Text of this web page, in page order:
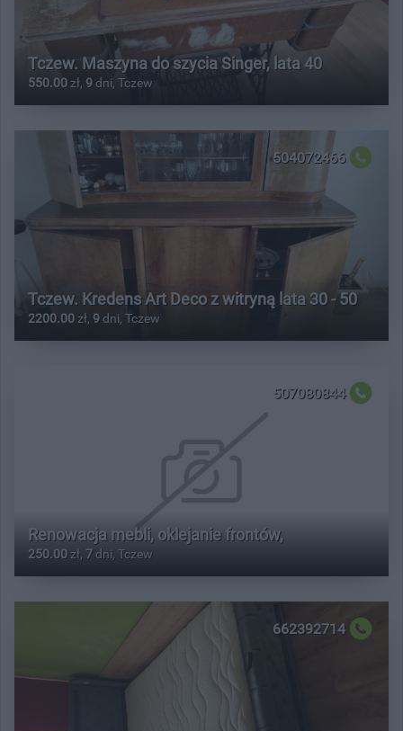
Tczew. Maszyna do szycia Singer, lata 40
550.00 zł, 9 dni, Tczew
504072466
Tczew. Kredens Art Deco z witryną lata 30 - 50
2200.00 zł, 9 dni, Tczew
507080844
Renowacja mebli, oklejanie frontów,
250.00 zł, 7 dni, Tczew
662392714